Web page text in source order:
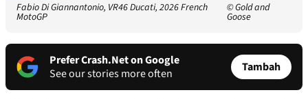
Fabio Di Giannantonio, VR46 Ducati, 2026 French
MotoGP
© Gold and
Goose
Prefer Crash.Net on Google
See our stories more often
Tambah